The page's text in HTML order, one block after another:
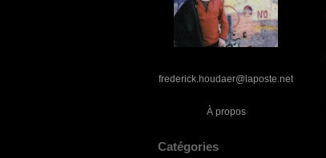
frederick.houdaer@laposte.net
À propos
Catégories